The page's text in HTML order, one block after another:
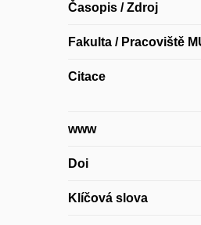
Časopis / Zdroj
Fakulta / Pracoviště
Citace
www
Doi
Klíčová slova